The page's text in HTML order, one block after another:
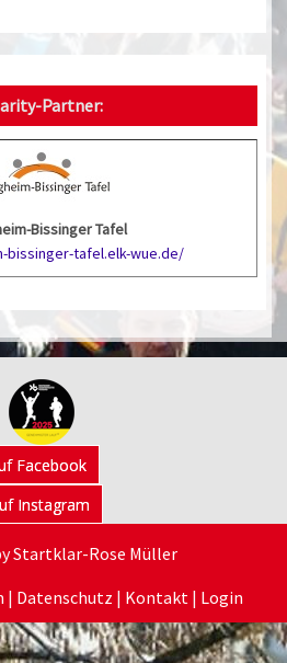
Partner:
Bissinger Tafel
bissinger-tafel.elk-wue.de/
Facebook
Instagram
Startklar-Rose Müller
| Datenschutz | Kontakt | Login